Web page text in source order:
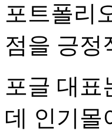
포트폴리
점을 긍정
포글 대표
데 인기몰